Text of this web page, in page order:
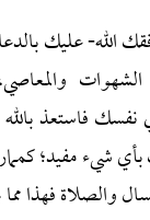
الله- عليك
نفسك فاستعذ
شيء مفيد؛
والصلاة فهذا